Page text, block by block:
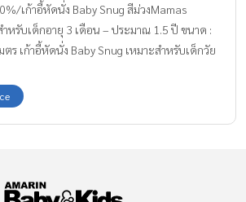
เก้าอี้หัดนั่ง Baby Snug สีม่วงMamas
ำหรับเด็กอายุ 3 เดือน – ประมาณ 1.5 ปี ขนาด :
ตร เก้าอี้หัดนั่ง Baby Snug เหมาะสำหรับเด็กวัย
งด้านหน้าถอดออกได้ เบาะรองนั่งถอดออกได้
อการทำความสะอาด ฐานกว้าง มั่นคง